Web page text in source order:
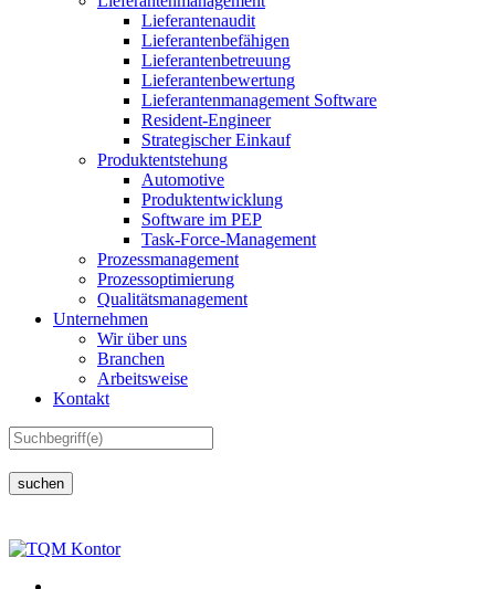
Lieferantenaudit
Lieferantenbefähigen
Lieferantenbetreuung
Lieferantenbewertung
Lieferantenmanagement Software
Resident-Engineer
Strategischer Einkauf
Produktentstehung
Automotive
Produktentwicklung
Software im PEP
Task-Force-Management
Prozessmanagement
Prozessoptimierung
Qualitätsmanagement
Unternehmen
Wir über uns
Branchen
Arbeitsweise
Kontakt
suchen